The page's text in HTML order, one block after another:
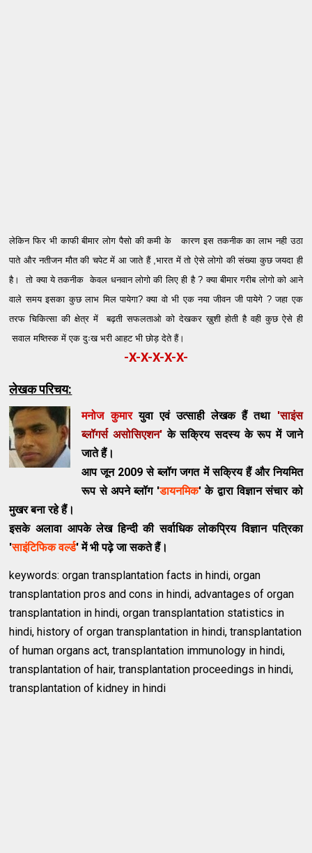
लेकिन फिर भी काफी बीमार लोग पैसो की कमी के कारण इस तकनीक का लाभ नही उठा
पाते और नतीजन मौत की चपेट में आ जाते हैं ,भारत में तो ऐसे लोगो की संख्या कुछ जयदा ही
है।तो क्या ये तकनीक केवल धनवान लोगो की लिए ही है ? क्या बीमार गरीब लोगो को आने
वाले समय इसका कुछ लाभ मिल पायेगा? क्या वो भी एक नया जीवन जी पायेगे ? जहा एक
तरफ चिकित्सा की क्षेत्र में बढ़ती सफलताओ को देखकर ख़ुशी होती है वही कुछ ऐसे ही
सवाल मष्तिस्क में एक दुःख भरी आहट भी छोड़ देते हैं।
-X-X-X-X-X-
लेखक परिचय:
मनोज कुमारयुवा एवं उत्साही लेखक हैं तथा 'साइंस
ब्लॉगर्स असोसिएशन' के सक्रिय सदस्य के रूप में जाने
जाते हैं।
आप जून 2009 से ब्लॉग जगत में सक्रिय हैं और नियमित
रूप से अपने ब्लॉग 'डायनमिक' के द्वारा विज्ञान संचार को
मुखर बना रहे हैं।
इसके अलावा आपके लेख हिन्दी की सर्वाध‍िक लोकप्रियविज्ञानपत्रिका
'साइंटिफिक वर्ल्ड' में भी पढ़े जा सकते हैं।
keywords: organ transplantation facts in hindi, organ
transplantation pros and cons in hindi, advantages of organ
transplantation in hindi, organ transplantation statistics in
hindi, history of organ transplantation in hindi, transplantation
of human organs act, transplantation immunology in hindi,
transplantation of hair, transplantation proceedings in hindi,
transplantation of kidney in hindi